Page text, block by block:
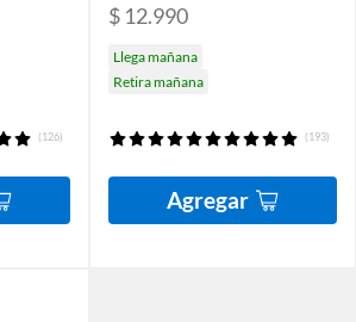
(126)
$ 12.990
Llega mañana
Retira mañana
(193)
Agregar